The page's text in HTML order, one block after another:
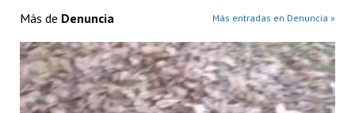
Más de Denuncia Más entradas en Denuncia »